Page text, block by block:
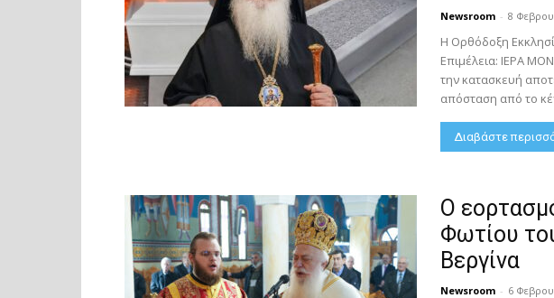
Newsroom - 8
Η Ορθόδοξη
Επιμέλεια: ΙΕΡΑ
την κατασκευή
απόσταση από το
Διαβάστε
Ο
Φωτίου
Βεργίνα
Newsroom - 6